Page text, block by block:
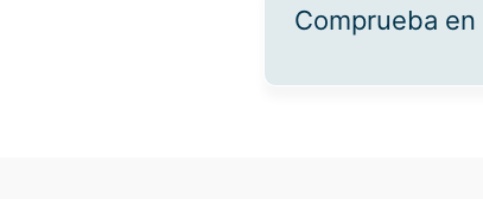
Comprueba en